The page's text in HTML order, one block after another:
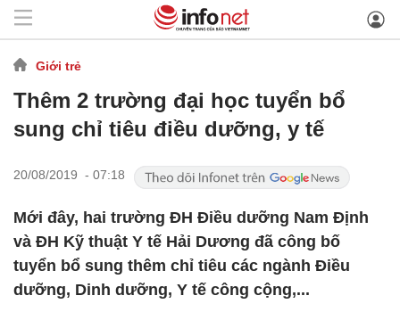
Giới trẻ
Thêm 2 trường đại học tuyển bổ
sung chỉ tiêu điều dưỡng, y tế
20/08/2019 - 07:18
Mới đây, hai trường ĐH Điều dưỡng Nam Định
và ĐH Kỹ thuật Y tế Hải Dương đã công bố
tuyển bổ sung thêm chỉ tiêu các ngành Điều
dưỡng, Dinh dưỡng, Y tế công cộng,...